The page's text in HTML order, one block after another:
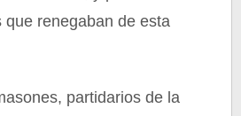
que renegaban de esta
partidarios de la